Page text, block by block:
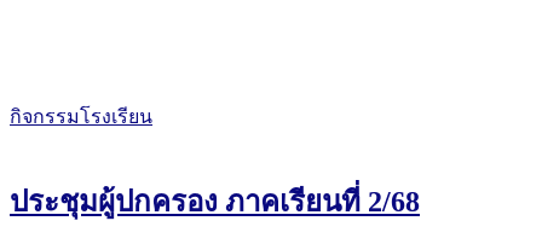
กิจกรรมโรงเรียน
ประชุมผู้ปกครอง ภาคเรียนที่ 2/68